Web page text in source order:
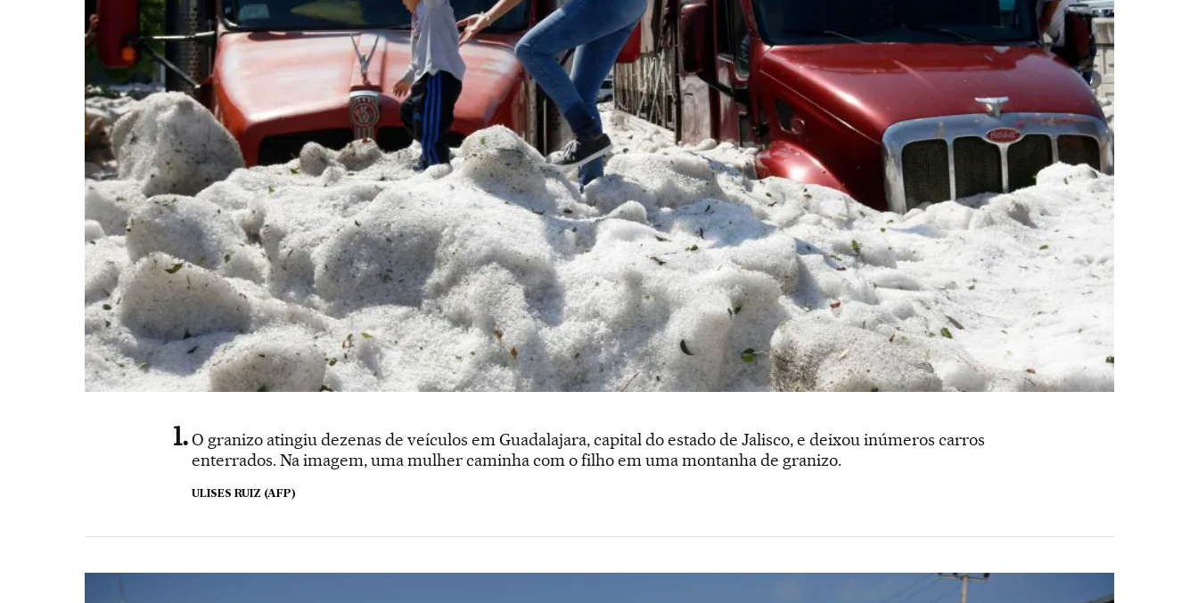
O granizo atingiu dezenas de veículos em Guadalajara, capital do estado de Jalisco, e deixou inúmeros carros
enterrados. Na imagem, uma mulher caminha com o filho em uma montanha de granizo.
ULISES RUIZ (AFP)